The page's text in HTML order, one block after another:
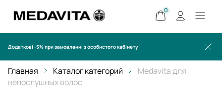
0
Додаткові -5% при замовленні з особистого кабінету
Главная Каталог категорий
Medavita для
непослушных волос